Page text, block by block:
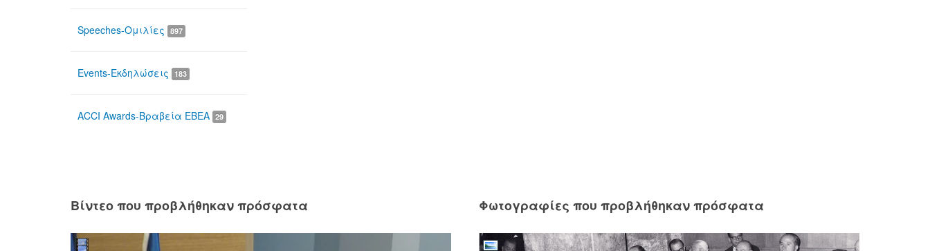
Speeches-Ομιλίες 897
Events-Εκδηλώσεις 183
ACCI Awards-Βραβεία ΕΒΕΑ 29
Βίντεο που προβλήθηκαν πρόσφατα Φωτογραφίες που προβλήθηκαν πρόσφατα